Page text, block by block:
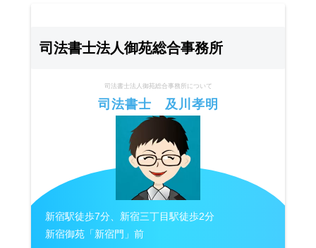
司法書士法人御苑総合事務所
司法書士法人御苑総合事務所について
司法書士 及川孝明
新宿駅徒歩7分、新宿三丁目駅徒歩2分
新宿御苑「新宿門」前